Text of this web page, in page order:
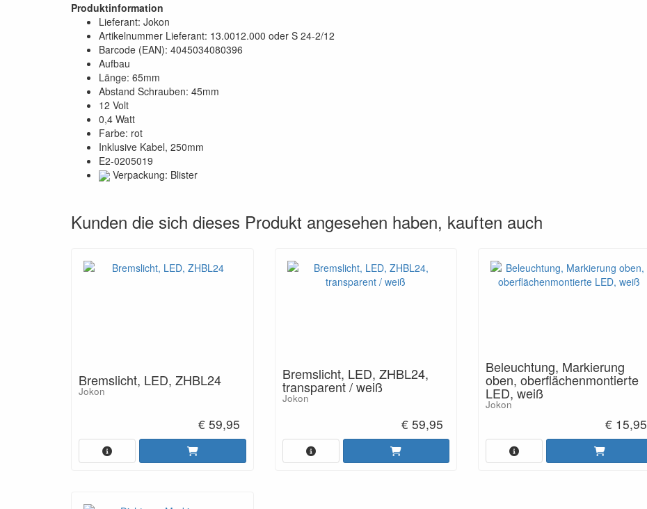
Produktinformation
Lieferant: Jokon
Artikelnummer Lieferant: 13.0012.000 oder S 24-2/12
Barcode (EAN): 4045034080396
Aufbau
Länge: 65mm
Abstand Schrauben: 45mm
12 Volt
0,4 Watt
Farbe: rot
Inklusive Kabel, 250mm
E2-0205019
Verpackung: Blister
Kunden die sich dieses Produkt angesehen haben, kauften auch
Bremslicht, LED, ZHBL24
Jokon
€ 59,95
Bremslicht, LED, ZHBL24,
transparent / weiß
Jokon
€ 59,95
Beleuchtung, Markierung
oben, oberflächenmontierte
LED, weiß
Jokon
€ 15,95